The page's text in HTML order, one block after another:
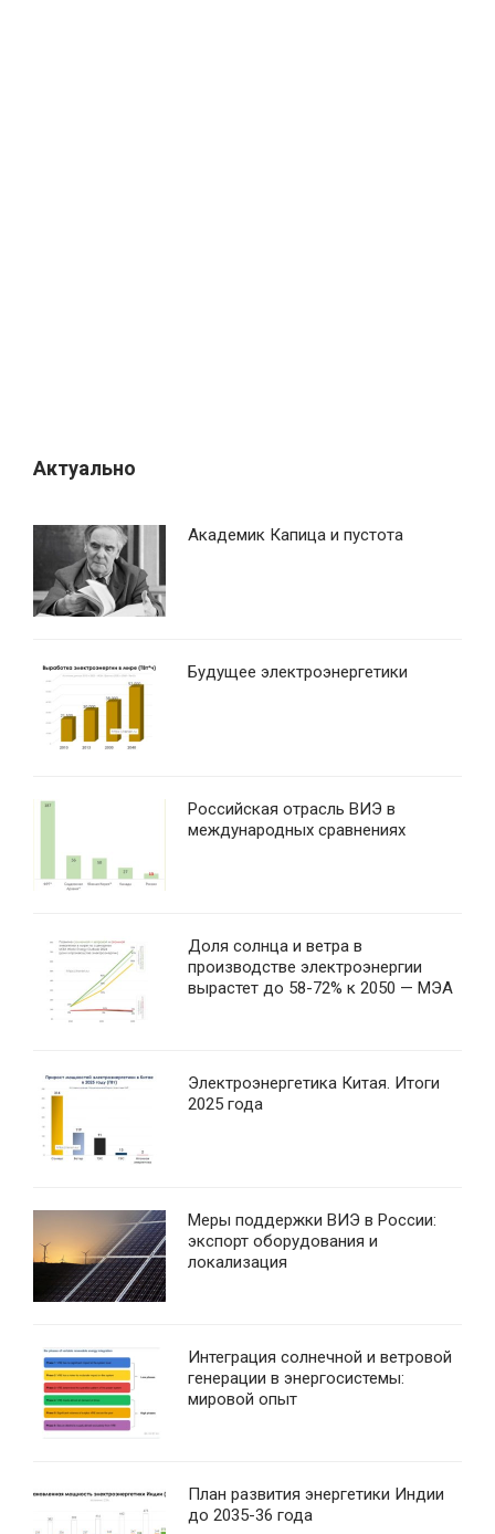
Актуально
Академик Капица и пустота
Будущее электроэнергетики
Российская отрасль ВИЭ в
международных сравнениях
Доля солнца и ветра в
производстве электроэнергии
вырастет до 58-72% к 2050 — МЭА
Электроэнергетика Китая. Итоги
2025 года
Меры поддержки ВИЭ в России:
экспорт оборудования и
локализация
Интеграция солнечной и ветровой
генерации в энергосистемы:
мировой опыт
План развития энергетики Индии
до 2035-36 года